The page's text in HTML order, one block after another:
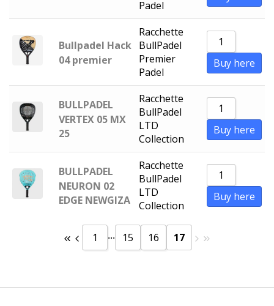
Padel
Bullpadel Hack
04 premier
Racchette
BullPadel
Premier
Padel
Buy here
BULLPADEL
VERTEX 05 MX
25
Racchette
BullPadel
LTD
Collection
Buy here
BULLPADEL
NEURON 02
EDGE NEWGIZA
Racchette
BullPadel
LTD
Collection
Buy here
1 ... 15 16 17